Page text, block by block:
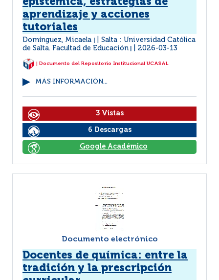
aprendizaje y acciones
tutoriales
Domínguez, Micaela
Salta : Universidad Católica
de Salta. Facultad de Educación
2026-03-13
| Documento del Repositorio Institucional UCASAL
MÁS INFORMACIÓN...
3 Vistas
6 Descargas
Google Académico
Documento electrónico
Docentes de química: entre la
tradición y la prescripción